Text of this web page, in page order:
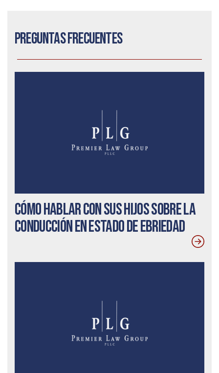
Preguntas frecuentes
Cómo hablar con sus hijos sobre la
conducción en estado de ebriedad